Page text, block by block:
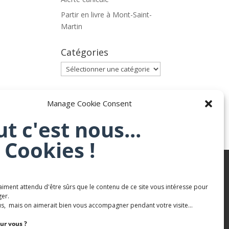
Manage Cookie Consent
c'est nous...
!
attendu d'être sûrs que le contenu de ce site vous intéresse pour
mais on aimerait bien vous accompagner pendant votre visite...
vous ?
Partir en livre à Mont-Saint-
Martin
Catégories
Catégories
Archives
Karaté Mont Saint Martin
Terres de mercy - Complexe sportif